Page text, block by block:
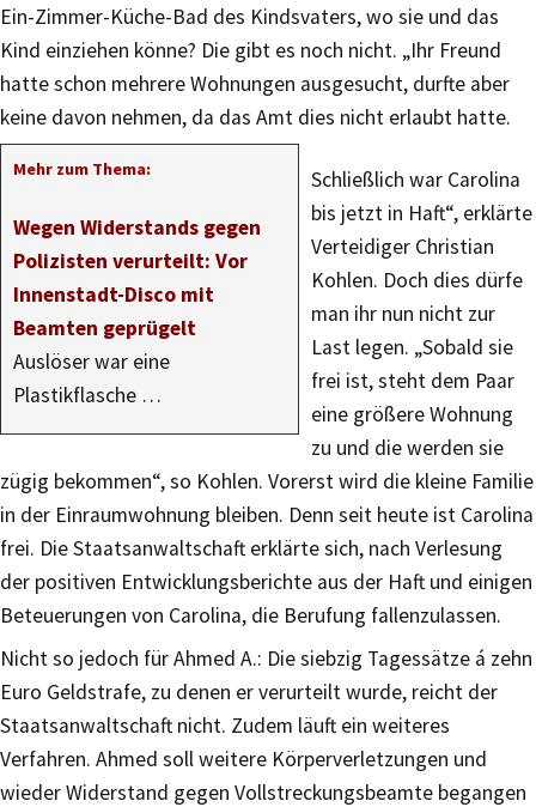
Ein-Zimmer-Küche-Bad des Kindsvaters, wo sie und das
Kind einziehen könne? Die gibt es noch nicht. „Ihr Freund
hatte schon mehrere Wohnungen ausgesucht, durfte aber
keine davon nehmen, da das Amt dies nicht erlaubt hatte.
Mehr zum Thema:
Wegen Widerstands gegen
Polizisten verurteilt: Vor
Innenstadt-Disco mit
Beamten geprügelt
Auslöser war eine
Plastikflasche …
Schließlich war Carolina
bis jetzt in Haft“, erklärte
Verteidiger Christian
Kohlen. Doch dies dürfe
man ihr nun nicht zur
Last legen. „Sobald sie
frei ist, steht dem Paar
eine größere Wohnung
zu und die werden sie
zügig bekommen“, so Kohlen. Vorerst wird die kleine Familie
in der Einraumwohnung bleiben. Denn seit heute ist Carolina
frei. Die Staatsanwaltschaft erklärte sich, nach Verlesung
der positiven Entwicklungsberichte aus der Haft und einigen
Beteuerungen von Carolina, die Berufung fallenzulassen.
Nicht so jedoch für Ahmed A.: Die siebzig Tagessätze á zehn
Euro Geldstrafe, zu denen er verurteilt wurde, reicht der
Staatsanwaltschaft nicht. Zudem läuft ein weiteres
Verfahren. Ahmed soll weitere Körperverletzungen und
wieder Widerstand gegen Vollstreckungsbeamte begangen